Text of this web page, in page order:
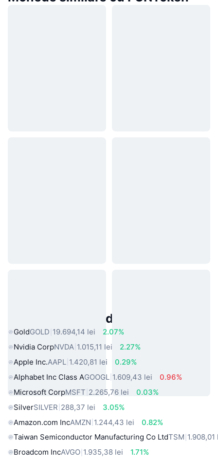
Active Populare din Lumea Reală
GoldGOLD 19.694,14 lei
2.07%
Nvidia CorpNVDA 1.015,11 lei
2.27%
Apple Inc.AAPL 1.420,81 lei
0.29%
Alphabet Inc Class AGOOGL 1.609,43 lei
0.96%
Microsoft CorpMSFT 2.265,76 lei
0.03%
SilverSILVER 288,37 lei
3.05%
Amazon.com IncAMZN 1.244,43 lei
0.82%
Taiwan Semiconductor Manufacturing Co LtdTSM 1.908,01
Broadcom IncAVGO 1.935,38 lei 1.71%